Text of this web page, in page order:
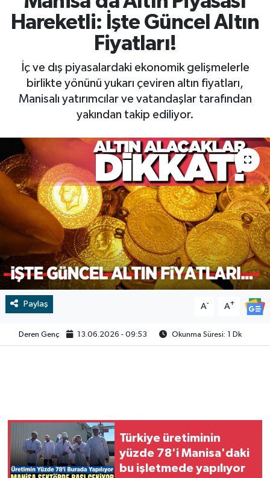
Hareketli: İşte Güncel Altın
Fiyatları!
İç ve dış piyasalardaki ekonomik gelişmelerle
birlikte yönünü yukarı çeviren altın fiyatları,
Manisalı yatırımcılar ve vatandaşlar tarafından
yakından takip ediliyor.
Paylaş A- A+
Deren Genç 13.06.2026 - 09:53 Okunma Süresi: 1 Dk
Türkiye üretiminin
yüzde 78'i Manisa'daki
bu işletmede yapılıyor
RESMİ İLAN
BİLİM VE TEKNOLOJİ
RESMİ İLAN
Tarih
Dünya
İletişim
Künye
SPOR
Vefat
Video